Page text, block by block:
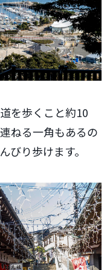
を歩くこと約10
ねる一角もあるの
びり歩けます。